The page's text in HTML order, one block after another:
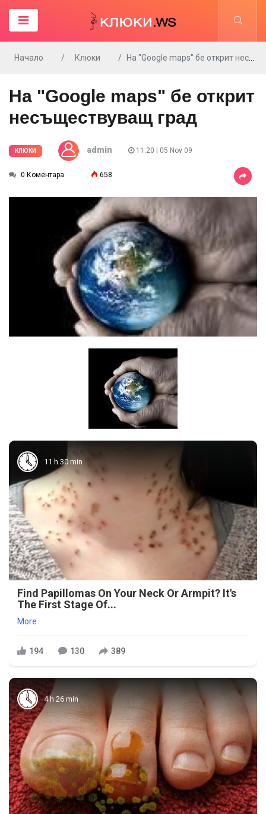
Начало Клюки На "Google maps" бе открит несъществуващ град
На "Google maps" бе открит
несъществуващ град
КЛЮКИ admin 11:20 | 05 Nov 09
0 Коментара 658
11 h 30 min
Find Papillomas On Your Neck Or Armpit? It's
The First Stage Of...
More
194 130 389
4 h 26 min